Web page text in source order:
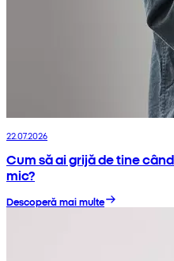
22.07.2026
Cum să ai grijă de tine
mic?
Descoperă mai multe